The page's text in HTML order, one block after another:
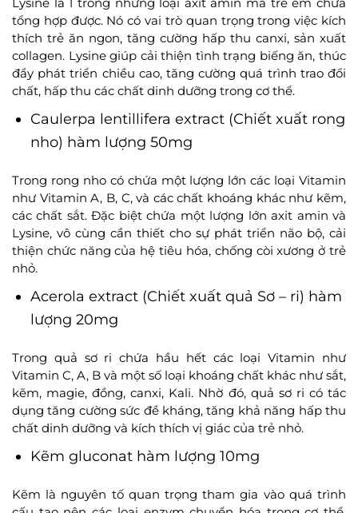
tổng hợp được. Nó có vai trò quan trọng trong việc kích
thích trẻ ăn ngon, tăng cường hấp thu canxi, sản xuất
collagen. Lysine giúp cải thiện tình trạng biếng ăn, thúc
đẩy phát triển chiều cao, tăng cường quá trình trao đổi
chất, hấp thu các chất dinh dưỡng trong cơ thể.
Caulerpa lentillifera extract (Chiết xuất rong
nho) hàm lượng 50mg
Trong rong nho có chứa một lượng lớn các loại Vitamin
như Vitamin A, B, C, và các chất khoáng khác như kẽm,
các chất sắt. Đặc biệt chứa một lượng lớn axit amin và
Lysine, vô cùng cần thiết cho sự phát triển não bộ, cải
thiện chức năng của hệ tiêu hóa, chống còi xương ở trẻ
nhỏ.
Acerola extract (Chiết xuất quả Sơ – ri) hàm
lượng 20mg
Trong quả sơ ri chứa hầu hết các loại Vitamin như
Vitamin C, A, B và một số loại khoáng chất khác như sắt,
kẽm, magie, đồng, canxi, Kali. Nhờ đó, quả sơ ri có tác
dụng tăng cường sức đề kháng, tăng khả năng hấp thu
chất dinh dưỡng và kích thích vị giác của trẻ nhỏ.
Kẽm gluconat hàm lượng 10mg
Kẽm là nguyên tố quan trọng tham gia vào quá trình